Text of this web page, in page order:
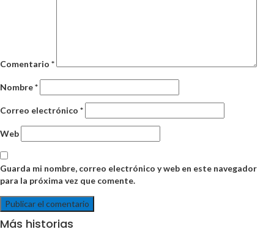
Comentario *
Nombre*
Correo electrónico *
Web
Guarda mi nombre, correo electrónico y web en este navegador
para la próxima vez que comente.
Más historias